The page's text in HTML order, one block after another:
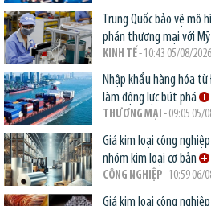
Trung Quốc bảo vệ mô
phán thương mại với Mỹ
KINH TẾ- 10:43 05/08/2026
Nhập khẩu hàng hóa
làm động lực bứt phá
THƯƠNG MẠI - 09:05 05/
Giá kim loại công
nhóm kim loại cơ bản
CÔNG NGHIỆP- 10:59 06/
Giá kim loại công